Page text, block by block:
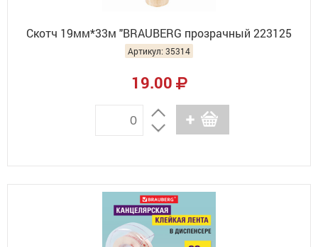
Скотч 19мм*33м "BRAUBERG прозрачный 223125
Артикул: 35314
19.00